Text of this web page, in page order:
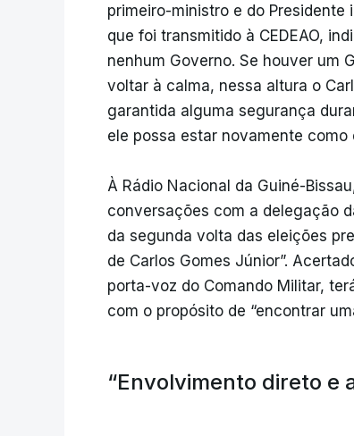
primeiro-ministro e do Presidente
que foi transmitido à CEDEAO,
nenhum Governo. Se houver um
voltar à calma, nessa altura o
garantida alguma segurança
ele possa estar novamente como
À Rádio Nacional da Guiné-
conversações com a delegação
da segunda volta das eleições
de Carlos Gomes Júnior”.
porta-voz do Comando Militar,
com o propósito de “encontrar
“Envolvimento direto e